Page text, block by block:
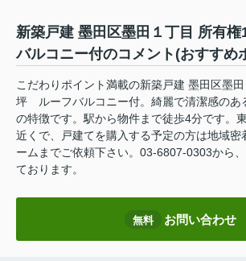
新築戸建 墨田区墨田１丁目 所有
バルコニー付のコメント(おすすめ
こだわりポイント満載の新築戸建 墨田区墨
坪 ルーフバルコニー付。綺麗で清潔感のあ
の特徴です。駅から物件まで徒歩4分です。
近くで、戸建てを購入する予定の方は地域密
ームまでご依頼下さい。03-6807-0303から
ております。
無料 お問い合わせ